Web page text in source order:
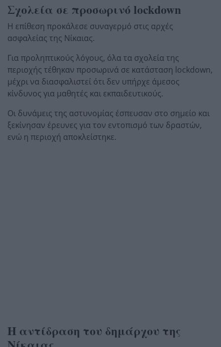
Σχολεία σε προσωρινό lockdown
Η επίθεση προκάλεσε συναγερμό στις αρχές
ασφαλείας της Νίκαιας.
Για προληπτικούς λόγους, όλα τα σχολεία της
περιοχής τέθηκαν προσωρινά σε κατάσταση lockdown,
μέχρι να διασφαλιστεί ότι δεν υπήρχε άμεσος
κίνδυνος για μαθητές και εκπαιδευτικούς.
Οι δυνάμεις της αστυνομίας έσπευσαν στο σημείο και
ξεκίνησαν έρευνες για τον εντοπισμό των δραστών,
ενώ η περιοχή αποκλείστηκε.
Η αντίδραση του δημάρχου της